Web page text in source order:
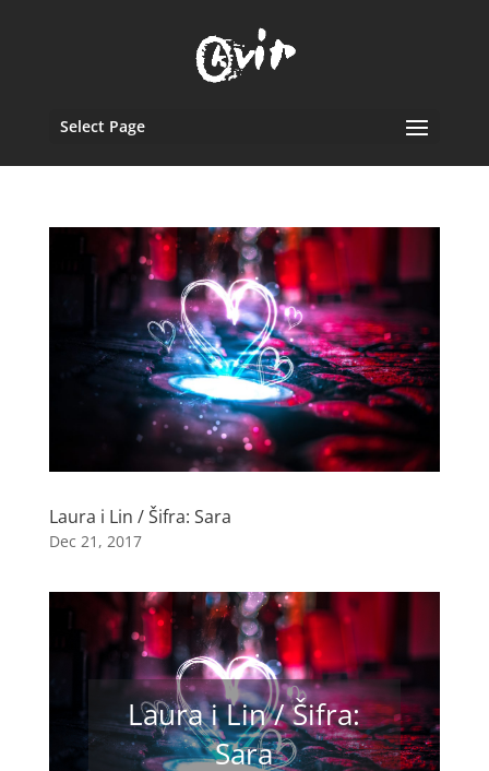
Select Page
Laura i Lin / Šifra: Sara
Dec 21, 2017
Laura i Lin / Šifra:
Sara